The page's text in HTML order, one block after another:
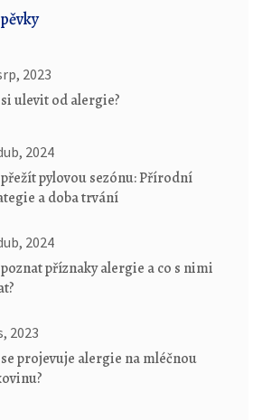
2023
si ulevit od alergie?
2024
přežít pylovou sezónu: Přírodní
a doba trvání
2024
poznat příznaky alergie a co s nimi
2023
se projevuje alergie na mléčnou